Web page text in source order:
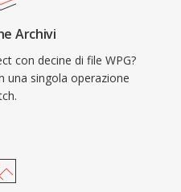
Archivi
con decine di file WPG?
una singola operazione